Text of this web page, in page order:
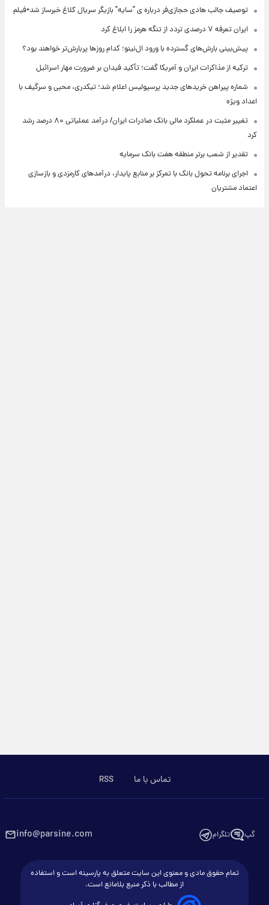
توصیف جالب هادی حجازی‌فر درباره ی "سایه" بازیگر سریال کلاغ خبرساز شد+فیلم
ایران تعرفه ۷ درصدی تردد از تنگه هرمز را ابلاغ کرد
پیش‌بینی بارش‌های گسترده با ورود ال‌نینو؛ کدام روزها پربارش‌تر خواهند بود؟
ترکیه از مذاکرات ایران و آمریکا گفت؛ تأکید فیدان بر ضرورت مهار اسرائیل
شماره پیراهن خریدهای جدید پرسپولیس اعلام شد؛ تیکدری، محبی و سرگیف با
اعداد ویژه
تغییر مثبت در عملکرد مالی بانک صادرات ایران/ درآمد عملیاتی ۸۰ درصد رشد
کرد
تقدیر از شعب برتر منطقه هفت بانک سرمایه
اجرای برنامه تحول بانک با تمرکز بر منابع پایدار، درآمدهای کارمزدی و بازسازی
اعتماد مشتریان
تماس با ما RSS
گپ تلگرام info@parsine.com
تمام حقوق مادی و معنوی این سایت متعلق به پارسینه است و استفاده
از مطالب با ذکر منبع بلامانع است.